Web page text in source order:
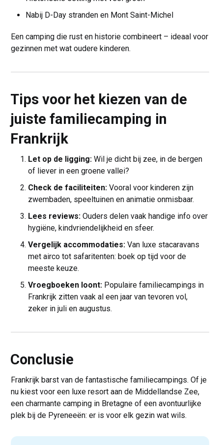
Nabij D-Day stranden en Mont Saint-Michel
Een camping die rust en historie combineert – ideaal voor
gezinnen met wat oudere kinderen.
Tips voor het kiezen van de
juiste familiecamping in
Frankrijk
Let op de ligging: Wil je dicht bij zee, in de bergen
of liever in een groene vallei?
Check de faciliteiten: Vooral voor kinderen zijn
zwembaden, speeltuinen en animatie onmisbaar.
Lees reviews: Ouders delen vaak handige info over
hygiëne, kindvriendelijkheid en sfeer.
Vergelijk accommodaties: Van luxe stacaravans
met airco tot safaritenten: boek op tijd voor de
meeste keuze.
Vroegboeken loont: Populaire familiecampings in
Frankrijk zitten vaak al een jaar van tevoren vol,
zeker in juli en augustus.
Conclusie
Frankrijk barst van de fantastische familiecampings. Of je
nu kiest voor een luxe resort aan de Middellandse Zee,
een charmante camping in Bretagne of een avontuurlijke
plek bij de Pyreneeën: er is voor elk gezin wat wils.